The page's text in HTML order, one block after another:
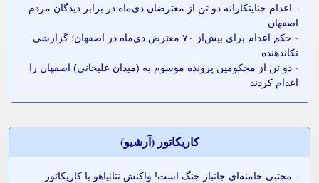
- اعدام جنایتکارانه دو تن از معترضان دی‌ماه در برابر دیدگان مردم
اصفهان
-
حکم اعدام برای بیش‌از ۷۰ معترض دی‌ماه در اصفهان؛ گزارشی
تکاندهنده
- دو تن از محکومین پرونده موسوم به (میدان علیخانی) اصفهان را
اعدام کردند
کاريکاتور (آرشيو)
- مجتبی خامنه‌ای جانباز جنگ است! واکنش نتانیاهو با کاریکاتور